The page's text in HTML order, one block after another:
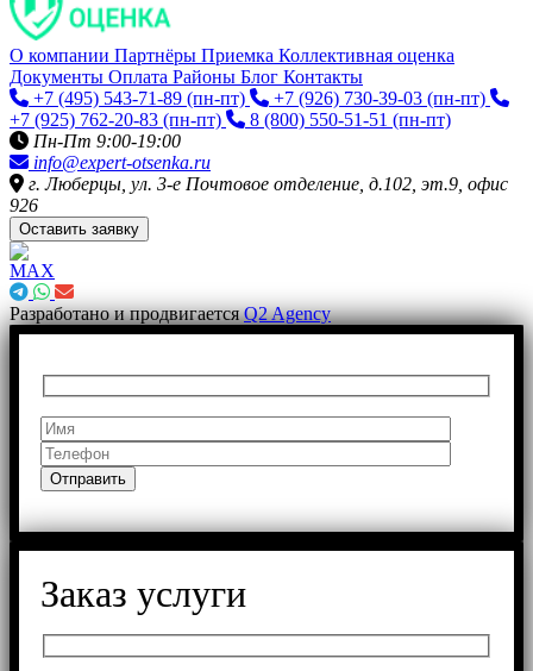
О компании Партнёры Приемка Коллективная оценка
Документы Оплата Районы Блог Контакты
+7 (495) 543-71-89 (пн-пт) +7 (926) 730-39-03 (пн-пт)
+7 (925) 762-20-83 (пн-пт) 8 (800) 550-51-51 (пн-пт)
Пн-Пт 9:00-19:00
info@expert-otsenka.ru
г. Люберцы, ул. 3-е Почтовое отделение, д.102, эт.9, офис
926
Оставить заявку
Разработано и продвигаетсяQ2 Agency
Заказ услуги